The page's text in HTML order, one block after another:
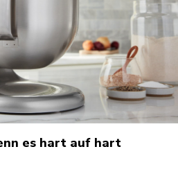
es hart auf hart